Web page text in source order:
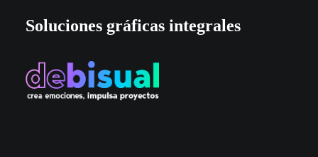
Soluciones gráficas integrales